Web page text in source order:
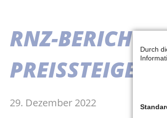
RNZ-BERICHT
29. Dezember 2022
Durch